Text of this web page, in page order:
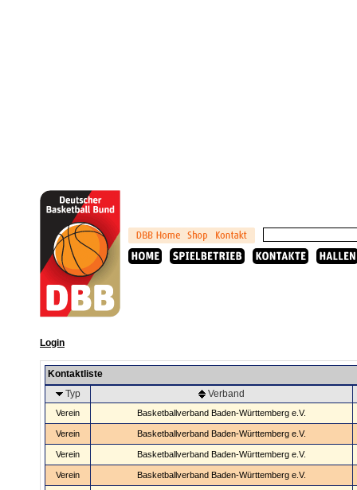
Login
Kontaktliste
Typ
Verband
Verein Basketballverband Baden-Württemberg e.V.
Verein Basketballverband Baden-Württemberg e.V.
Verein Basketballverband Baden-Württemberg e.V.
Verein Basketballverband Baden-Württemberg e.V.